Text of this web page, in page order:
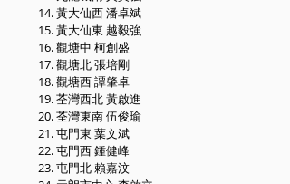
14. 黃大仙西 潘卓斌
15. 黃大仙東 越毅強
16. 觀塘中 柯創盛
17. 觀塘北 張培剛
18. 觀塘西 譚肇卓
19. 荃灣西北 黃啟進
20. 荃灣東南 伍俊瑜
21. 屯門東 葉文斌
22. 屯門西 鍾健峰
23. 屯門北 賴嘉汶